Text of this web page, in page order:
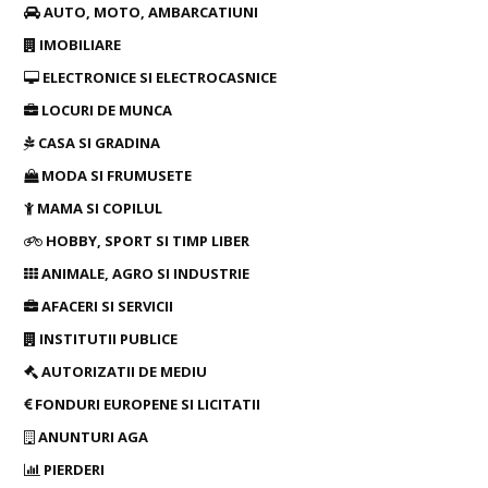
AUTO, MOTO, AMBARCATIUNI
IMOBILIARE
ELECTRONICE SI ELECTROCASNICE
LOCURI DE MUNCA
CASA SI GRADINA
MODA SI FRUMUSETE
MAMA SI COPILUL
HOBBY, SPORT SI TIMP LIBER
ANIMALE, AGRO SI INDUSTRIE
AFACERI SI SERVICII
INSTITUTII PUBLICE
AUTORIZATII DE MEDIU
FONDURI EUROPENE SI LICITATII
ANUNTURI AGA
PIERDERI